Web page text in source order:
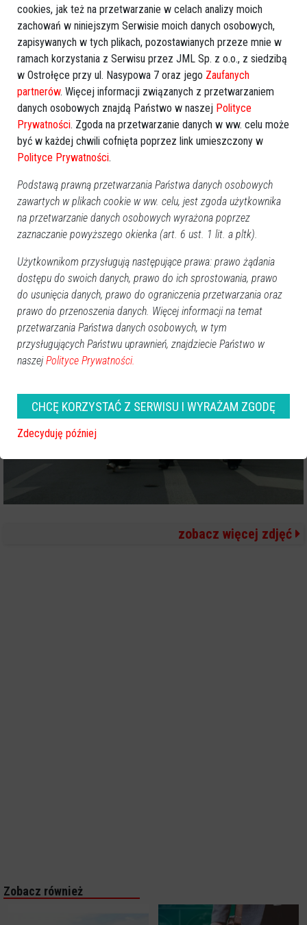
zobacz więcej zdjęć
Zobacz również
cookies, jak też na przetwarzanie w celach analizy moich
zachowań w niniejszym Serwisie moich danych osobowych,
zapisywanych w tych plikach, pozostawianych przeze mnie w
ramach korzystania z Serwisu przez JML Sp. z o.o., z siedzibą
w Ostrołęce przy ul. Nasypowa 7 oraz jego Zaufanych
partnerów. Więcej informacji związanych z przetwarzaniem
danych osobowych znajdą Państwo w naszej Polityce
Prywatności. Zgoda na przetwarzanie danych w ww. celu może
być w każdej chwili cofnięta poprzez link umieszczony w
Polityce Prywatności.
Podstawą prawną przetwarzania Państwa danych osobowych
zawartych w plikach cookie w ww. celu, jest zgoda użytkownika
na przetwarzanie danych osobowych wyrażona poprzez
zaznaczanie powyższego okienka (art. 6 ust. 1 lit. a pltk).
Użytkownikom przysługują następujące prawa: prawo żądania
dostępu do swoich danych, prawo do ich sprostowania, prawo
do usunięcia danych, prawo do ograniczenia przetwarzania oraz
prawo do przenoszenia danych. Więcej informacji na temat
przetwarzania Państwa danych osobowych, w tym
przysługujących Państwu uprawnień, znajdziecie Państwo w
naszej Polityce Prywatności.
CHCĘ KORZYSTAĆ Z SERWISU I WYRAŻAM ZGODĘ
Zdecyduję później